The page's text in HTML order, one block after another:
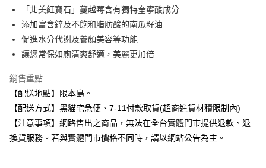
Google Pay
全盈+PAY
大哥付你分期
【大哥付你分期使用說明】
1.本服務由台灣大哥大提供，台灣大哥大用戶可立即使用無須另外申請。
流程，驗證手機門號後，選擇欲分期的期數、繳款截止日，確認付款後即完
成交易。
3.實際核准額度、可分期數及費用金額請依後續交易確認頁面所載為準。
4.訂單成立30分鐘內，如未前往確認交易或遇審核未通過，訂單將自動取
ATM付款
運送方式
全家取貨付款
「北美紅寶石」蔓越莓含有獨特奎寧酸成分
添加富含鋅及不飽和脂肪酸的南瓜籽油
促進水分代謝及養顏美容等功能
讓您常保如廁清爽舒適，美麗更加倍
銷售重點
【配送地點】限本島。
【配送方式】黑貓宅急便、7-11付款取貨(超商進貨材積限制內)
【注意事項】網路售出之商品，無法在全台實體門市提供退款、退
換貨服務。若與實體門市價格不同時，請以網站公告為主。